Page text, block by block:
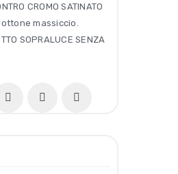
CROMO SATINATO
massiccio.
SOPRALUCE SENZA